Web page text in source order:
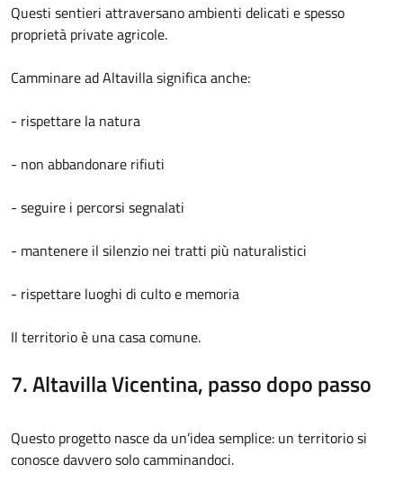
Questi sentieri attraversano ambienti delicati e spesso
proprietà private agricole.
Camminare ad Altavilla significa anche:
- rispettare la natura
- non abbandonare rifiuti
- seguire i percorsi segnalati
- mantenere il silenzio nei tratti più naturalistici
- rispettare luoghi di culto e memoria
Il territorio è una casa comune.
7. Altavilla Vicentina, passo dopo passo
Questo progetto nasce da un’idea semplice: un territorio si
conosce davvero solo camminandoci.